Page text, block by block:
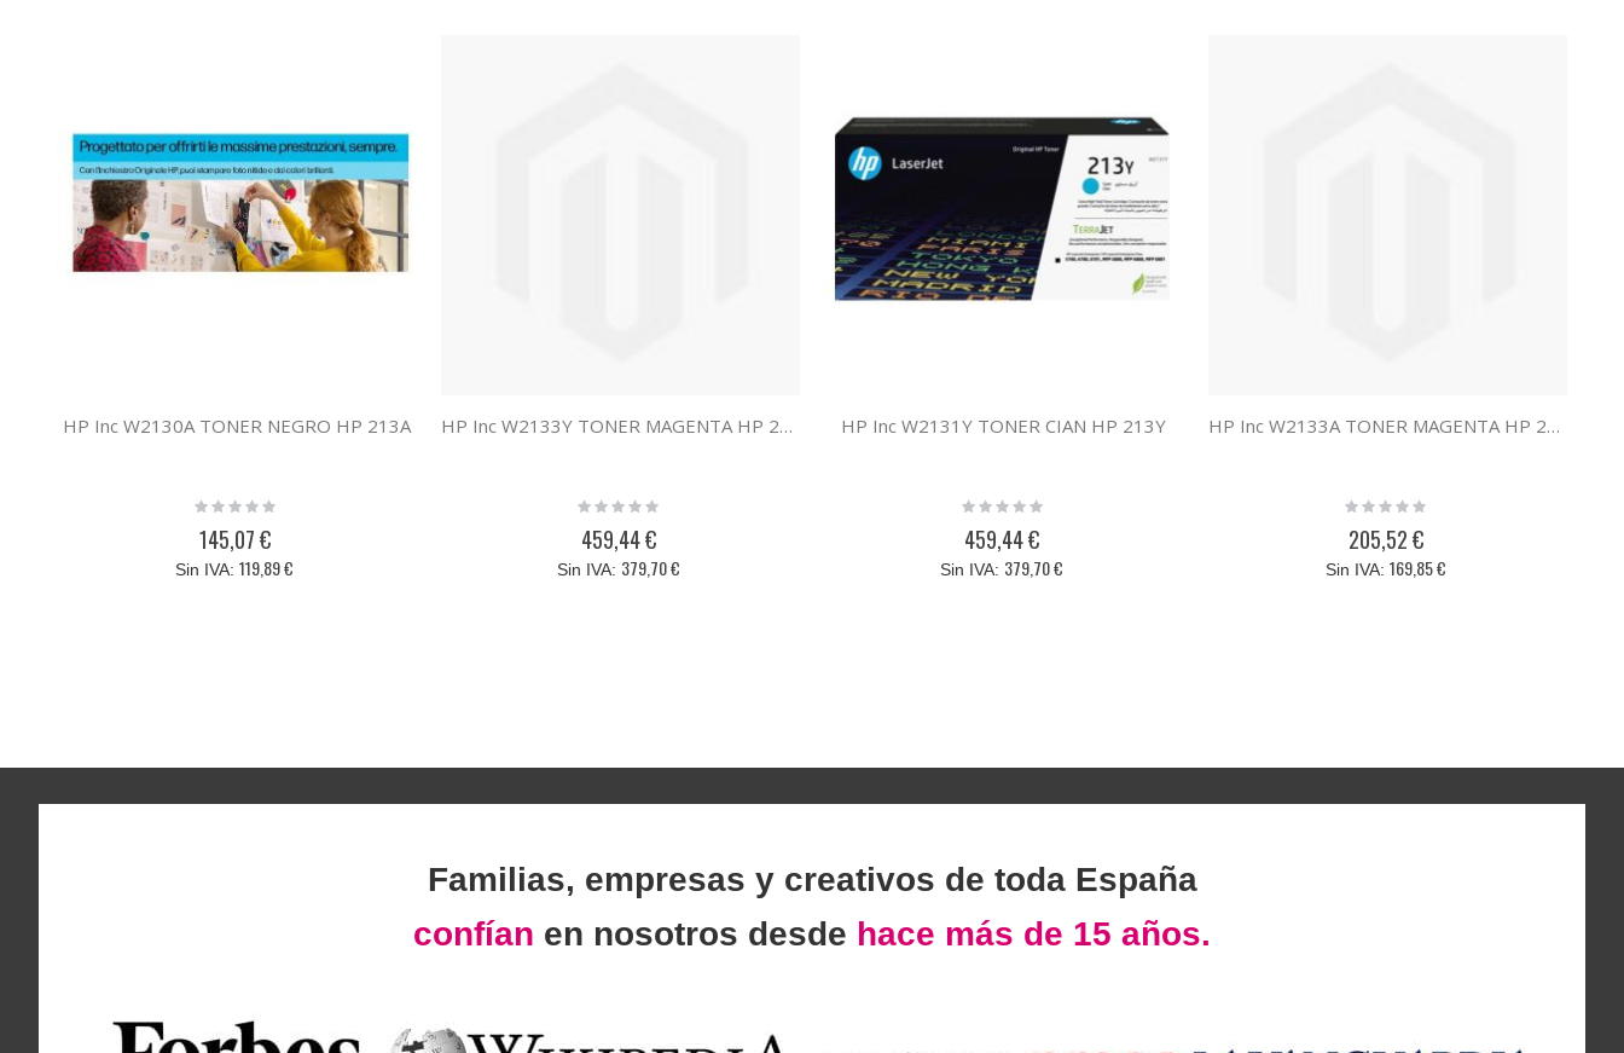
HP Inc W2130A TONER NEGRO HP 213A
Rating:
145,07 €
119,89 €
HP Inc W2133Y TONER MAGENTA HP 213Y
Rating:
459,44 €
379,70 €
HP Inc W2131Y TONER CIAN HP 213Y
Rating:
459,44 €
379,70 €
HP Inc W2133A TONER MAGENTA HP 213A
Rating:
205,52 €
169,85 €
Familias, empresas y creativos de toda España
confían en nosotros desde hace más de 15 años.